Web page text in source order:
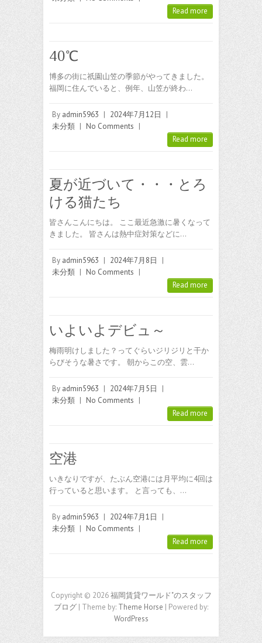
Read more
40℃
博多の街に祇園山笠の季節がやってきました。
福岡に住んでいると、例年、山笠が終わ…
By admin5963 | 2024年7月12日
|
未分類 | No Comments |
Read more
夏が近づいて・・・とろ
ける猫たち
皆さんこんにちは。 ここ最近急激に暑くなって
きました。 皆さんは熱中症対策などに…
By admin5963 | 2024年7月8日
|
未分類 | No Comments |
Read more
いよいよデビュ～
梅雨明けしました？ってぐらいジリジリと干か
らびそうな暑さです。 朝からこの空、雲…
By admin5963 | 2024年7月5日
|
未分類 | No Comments |
Read more
空港
いきなりですが、たぶん空港には月平均に4回は
行っていると思います。 と言っても、…
By admin5963 | 2024年7月1日
|
未分類 | No Comments |
Read more
Copyright © 2026福岡賃貸ワールド"のスタッフ
ブログ | Theme by: Theme Horse | Powered by:
WordPress